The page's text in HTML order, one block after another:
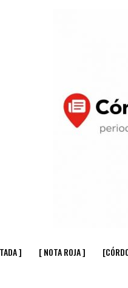
] [ NOTA ROJA ]